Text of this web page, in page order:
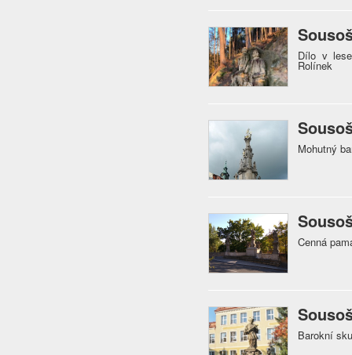
Dílo v
Rolínek
Mohutný
Cenná
Barokní